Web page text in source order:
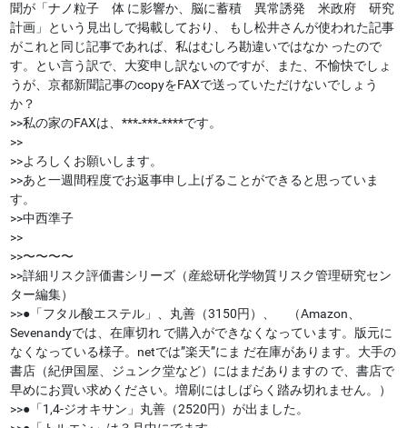
聞が「ナノ粒子 体 に影響か、脳に蓄積 異常誘発 米政府 研究
計画」という見出しで掲載しており、 もし松井さんが使われた記事
がこれと同じ記事であれば、私はむしろ勘違いではなか ったので
す。とい言う訳で、大変申し訳ないのですが、また、不愉快でしょ
うが、京都新聞記事のcopyをFAXで送っていただけないでしょう
か？
>>私の家のFAXは、***-***-****です。
>>
>>よろしくお願いします。
>>あと一週間程度でお返事申し上げることができると思っていま
す。
>>中西準子
>>
>>〜〜〜〜
>>詳細リスク評価書シリーズ（産総研化学物質リスク管理研究セン
ター編集）
>>●「フタル酸エステル」、丸善（3150円）、 （Amazon、
Sevenandyでは、在庫切れ で購入ができなくなっています。版元に
なくなっている様子。netでは”楽天”にま だ在庫があります。大手の
書店（紀伊国屋、ジュンク堂など）にはまだありますの で、書店で
早めにお買い求めください。増刷にはしばらく踏み切れません。）
>>●「1,4-ジオキサン」丸善（2520円）が出ました。